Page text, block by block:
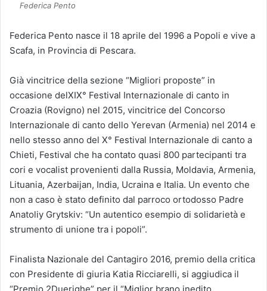
Federica Pento
Federica Pento nasce il 18 aprile del 1996 a Popoli e vive a
Scafa, in Provincia di Pescara.
Già vincitrice della sezione “Migliori proposte” in
occasione delXIX° Festival Internazionale di canto in
Croazia (Rovigno) nel 2015, vincitrice del Concorso
Internazionale di canto dello Yerevan (Armenia) nel 2014 e
nello stesso anno del X° Festival Internazionale di canto a
Chieti, Festival che ha contato quasi 800 partecipanti tra
cori e vocalist provenienti dalla Russia, Moldavia, Armenia,
Lituania, Azerbaijan, India, Ucraina e Italia. Un evento che
non a caso è stato definito dal parroco ortodosso Padre
Anatoliy Grytskiv: “Un autentico esempio di solidarietà e
strumento di unione tra i popoli”.
Finalista Nazionale del Cantagiro 2016, premio della critica
con Presidente di giuria Katia Ricciarelli, si aggiudica il
“Premio 2Duerighe” per il “Miglior brano inedito